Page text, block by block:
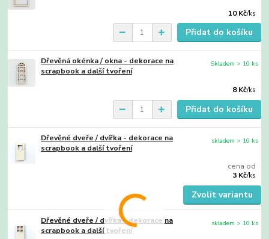
10 Kč/ks
Přidat do košíku
Dřevěná okénka / okna - dekorace na
scrapbook a další tvoření
8 Kč/ks
Skladem > 10 ks
Přidat do košíku
Dřevěné dveře / dvířka - dekorace na
scrapbook a další tvoření
cena od
3 Kč/ks
skladem > 10 ks
Zvolit variantu
Dřevěné dveře / dvířka - dekorace na
scrapbook a další tvoření
skladem > 10 ks